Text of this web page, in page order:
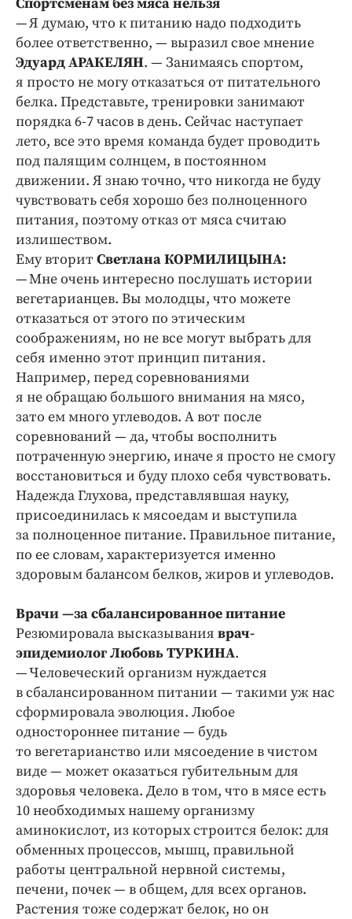
— Я думаю, что к питанию надо подходить
более ответственно, — выразил свое мнение
Эдуард АРАКЕЛЯН. — Занимаясь спортом,
я просто не могу отказаться от питательного
белка. Представьте, тренировки занимают
порядка 6-7 часов в день. Сейчас наступает
лето, все это время команда будет проводить
под палящим солнцем, в постоянном
движении. Я знаю точно, что никогда не буду
чувствовать себя хорошо без полноценного
питания, поэтому отказ от мяса считаю
излишеством.
Ему вторит Светлана КОРМИЛИЦЫНА:
— Мне очень интересно послушать истории
вегетарианцев. Вы молодцы, что можете
отказаться от этого по этическим
соображениям, но не все могут выбрать для
себя именно этот принцип питания.
Например, перед соревнованиями
я не обращаю большого внимания на мясо,
зато ем много углеводов. А вот после
соревнований — да, чтобы восполнить
потраченную энергию, иначе я просто не смогу
восстановиться и буду плохо себя чувствовать.
Надежда Глухова, представлявшая науку,
присоединилась к мясоедам и выступила
за полноценное питание. Правильное питание,
по ее словам, характеризуется именно
здоровым балансом белков, жиров и углеводов.
Врачи —за сбалансированное питание
Резюмировала высказывания врач-
эпидемиолог Любовь ТУРКИНА.
— Человеческий организм нуждается
в сбалансированном питании — такими уж нас
сформировала эволюция. Любое
одностороннее питание — будь
то вегетарианство или мясоедение в чистом
виде — может оказаться губительным для
здоровья человека. Дело в том, что в мясе есть
10 необходимых нашему организму
аминокислот, из которых строится белок: для
обменных процессов, мышц, правильной
работы центральной нервной системы,
печени, почек — в общем, для всех органов.
Растения тоже содержат белок, но он